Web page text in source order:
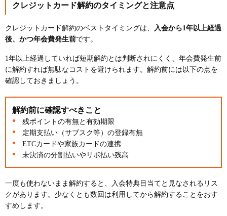
クレジットカード解約のタイミングと注意点
クレジットカード解約のベストタイミングは、 入会から1年以上経過
後、かつ年会費発生前です。
1年以上経過していれば短期解約とは判断されにくく、年会費発生前
に解約すれば無駄なコストを避けられます。解約前には以下の点を
確認しておきましょう。
解約前に確認すべきこと
残ポイントの有無と有効期限
定期支払い（サブスク等）の登録有無
ETCカードや家族カードの連携
未決済の分割払いやリボ払い残高
一度も使わないまま解約すると、入会特典目当てと見なされるリス
クがあります。少なくとも数回は利用してから解約することをおす
すめします。